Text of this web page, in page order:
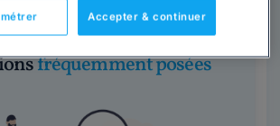
fréquemment posées
Accepter & continuer